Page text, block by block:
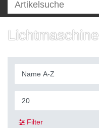
Lichtmaschine
Filter